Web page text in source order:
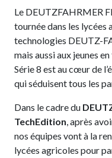
Le DEUTZFAHRMER
tournée dans les
technologies DEUTZ-
mais aussi aux jeunes
Série 8 est au cœur de
qui séduisent tous les
Dans le cadre du
TechEdition, après
nos équipes vont à la
lycées agricoles pour